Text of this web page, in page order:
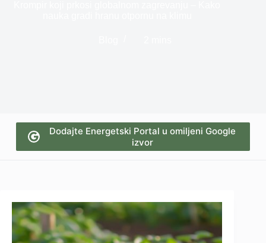
Dodajte Energetski Portal u omiljeni Google
izvor